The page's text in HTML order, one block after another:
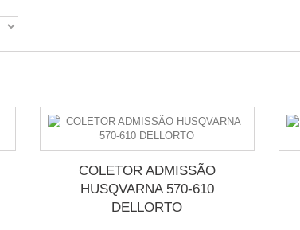
COLETOR ADMISSÃO
HUSQVARNA 570-610
DELLORTO